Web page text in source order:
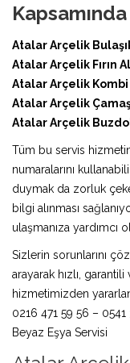
Atalar Arçelik
Atalar Arçelik Fırın
Atalar Arçelik Kombi
Atalar Arçelik
Atalar Arçelik
Tüm bu servis
numaralarını
duymak da zorluk
bilgi alınması
ulaşmanıza yardımcı
Sizlerin sorunlarını
arayarak hızlı,
hizmetimizden
0216 471 59 56 –
Beyaz Eşya Servisi